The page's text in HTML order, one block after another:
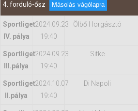
4. forduló-ősz Másolás vágólapra
Sportliget
IV. pálya
2024.09.23
19:40
Ölbő Horgásztó
Sportliget
IIl.pálya
2024.09.23
19:40
Sitke
Sportliget
II.pálya
2024.10.07
19:40
Di Napoli